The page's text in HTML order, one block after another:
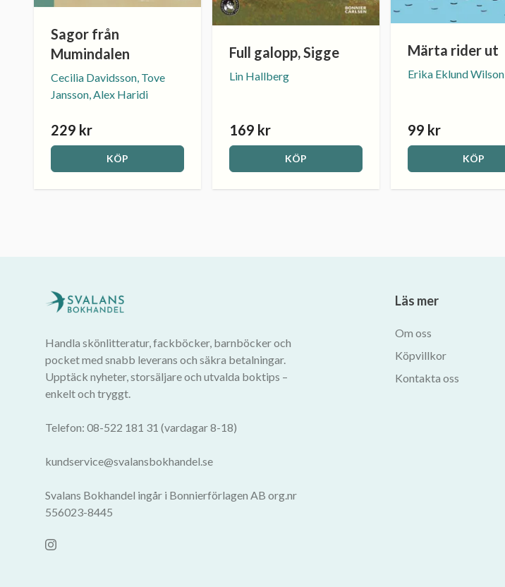
Sagor från
Mumindalen
Cecilia Davidsson, Tove
Jansson, Alex Haridi
229 kr
KÖP
Full galopp, Sigge
Lin Hallberg
169 kr
KÖP
Märta rider ut
Erika Eklund Wilson
99 kr
KÖP
Handla skönlitteratur, fackböcker, barnböcker och
pocket med snabb leverans och säkra betalningar.
Upptäck nyheter, storsäljare och utvalda boktips –
enkelt och tryggt.
Telefon: 08-522 181 31 (vardagar 8-18)
kundservice@svalansbokhandel.se
Svalans Bokhandel ingår i Bonnierförlagen AB org.nr
556023-8445
Läs mer
Om oss
Köpvillkor
Kontakta oss